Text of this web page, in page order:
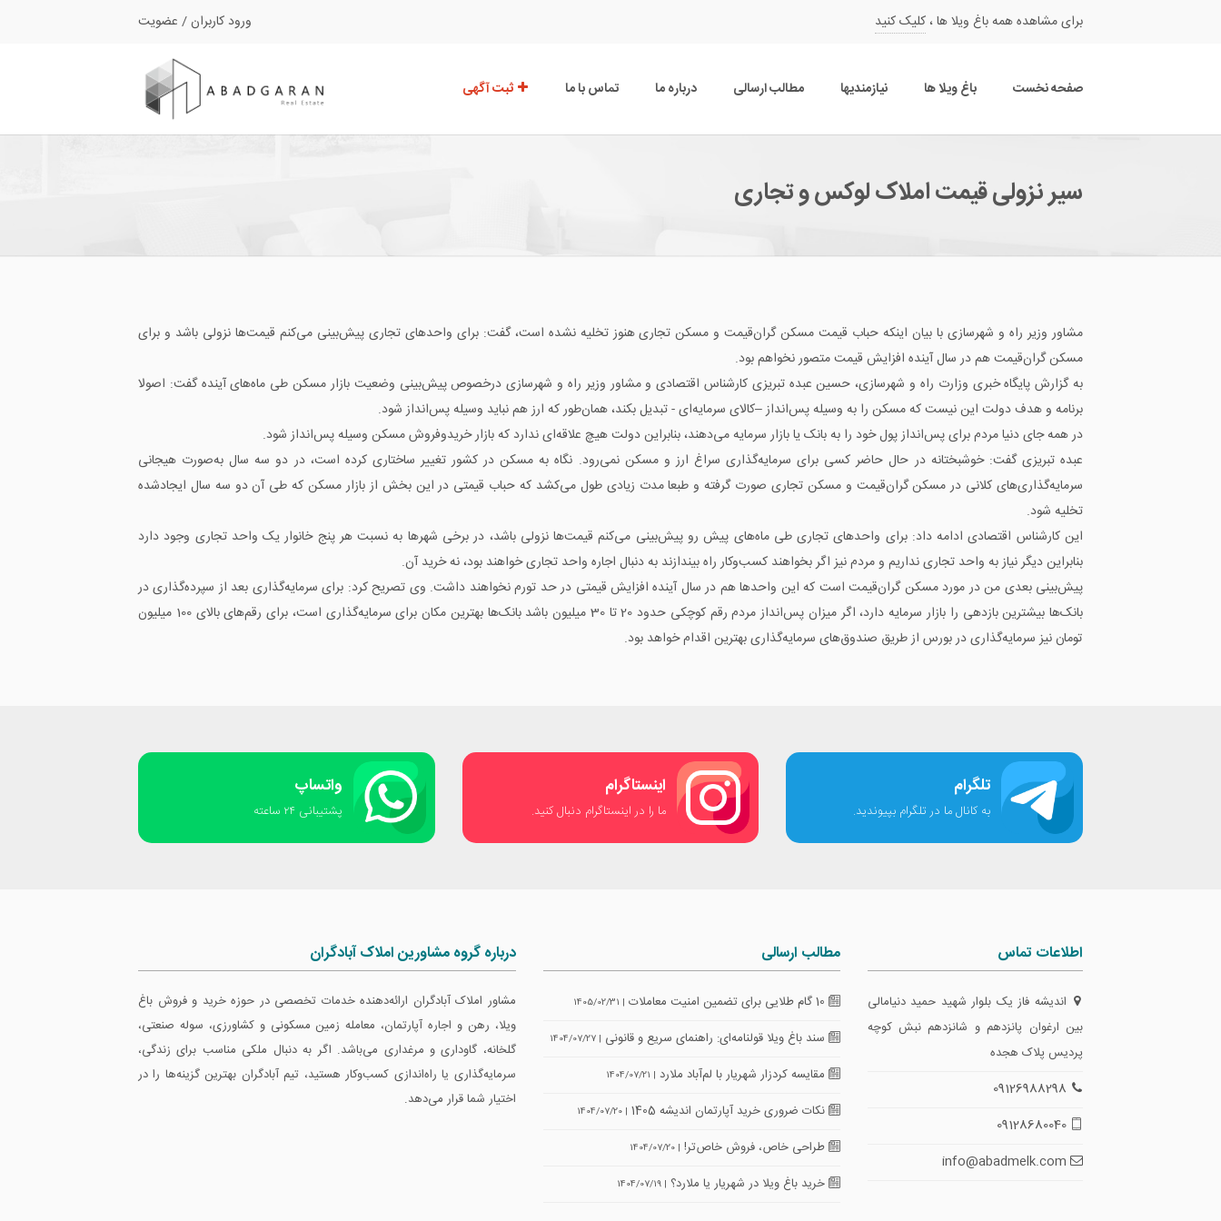
برای مشاهده همه باغ ویلا ها ،کلیک کنید ورود کاربران/ عضویت
صفحه نخست باغ ویلا ها نیازمندیها مطالب ارسالی درباره ما تماس با ما ثبت آگهی
سیر نزولی قیمت املاک لوکس و تجاری
مشاور وزیر راه و شهرسازی با بیان اینکه حباب قیمت مسکن گران‌قیمت و مسکن تجاری هنوز تخلیه نشده است، گفت: برای واحدهای تجاری پیش‌بینی می‌کنم قیمت‌ها نزولی باشد و برای
مسکن گران‌قیمت هم در سال آینده افزایش قیمت متصور نخواهم بود.
به گزارش پایگاه خبری وزارت راه و شهرسازی، حسین عبده تبریزی کارشناس اقتصادی و مشاور وزیر راه و شهرسازی درخصوص پیش‌بینی وضعیت بازار مسکن طی ماه‌های آینده گفت: اصولا
برنامه و هدف دولت این نیست که مسکن را به وسیله پس‌انداز –کالای سرمایه‌ای - تبدیل بکند، همان‌طور که ارز هم نباید وسیله پس‌انداز شود.
در همه جای دنیا مردم برای پس‌انداز پول خود را به بانک یا بازار سرمایه می‌دهند، بنابراین دولت هیچ علاقه‌ای ندارد که بازار خریدوفروش مسکن وسیله پس‌انداز شود.
عبده تبریزی گفت: خوشبختانه در حال حاضر کسی برای سرمایه‌گذاری سراغ ارز و مسکن نمی‌رود. نگاه به مسکن در کشور تغییر ساختاری کرده است، در دو سه سال به‌صورت هیجانی
سرمایه‌گذاری‌های کلانی در مسکن گران‌قیمت و مسکن تجاری صورت گرفته و طبعا مدت زیادی طول می‌کشد که حباب قیمتی در این بخش از بازار مسکن که طی آن دو سه سال ایجادشده
تخلیه شود.
این کارشناس اقتصادی ادامه داد: برای واحدهای تجاری طی ماه‌های پیش رو پیش‌بینی می‌کنم قیمت‌ها نزولی باشد، در برخی شهرها به نسبت هر پنج خانوار یک واحد تجاری وجود دارد
بنابراین دیگر نیاز به واحد تجاری نداریم و مردم نیز اگر بخواهند کسب‌وکار راه بیندازند به دنبال اجاره واحد تجاری خواهند بود، نه خرید آن.
پیش‌بینی بعدی من در مورد مسکن گران‌قیمت است که این واحدها هم در سال آینده افزایش قیمتی در حد تورم نخواهند داشت. وی تصریح کرد: برای سرمایه‌گذاری بعد از سپرده‌گذاری در
بانک‌ها بیشترین بازدهی را بازار سرمایه دارد، اگر میزان پس‌انداز مردم رقم کوچکی حدود 20 تا 30 میلیون باشد بانک‌ها بهترین مکان برای سرمایه‌گذاری است، برای رقم‌های بالای 100 میلیون
تومان نیز سرمایه‌گذاری در بورس از طریق صندوق‌های سرمایه‌گذاری بهترین اقدام خواهد بود.
تلگرام
به کانال ما در تلگرام بپیوندید.
اینستاگرام
ما را در اینستاگرام دنبال کنید.
واتساپ
پشتیبانی ٢۴ ساعته
اطلاعات تماس
اندیشه فاز یک بلوار شهید حمید دنیامالی
بین ارغوان پانزدهم و شانزدهم نبش کوچه
پردیس پلاک هجده
مطالب ارسالی
| 1405/02/31
سند باغ ویلا قولنامه‌ای: راهنمای سریع و قانونی | 1404/07/27
مقایسه کردزار شهریار با لم‌آباد ملارد | 1404/07/21
نکات ضروری خرید آپارتمان اندیشه 1405 | 1404/07/20
طراحی خاص، فروش خاص‌تر! | 1404/07/20
خرید باغ ویلا در شهریار یا ملارد؟ | 1404/07/19
درباره گروه مشاورین املاک آبادگران
مشاور املاک آبادگران ارائه‌دهنده خدمات تخصصی در حوزه خرید و فروش باغ
ویلا، رهن و اجاره آپارتمان، معامله زمین مسکونی و کشاورزی، سوله صنعتی،
گلخانه، گاوداری و مرغداری می‌باشد. اگر به دنبال ملکی مناسب برای زندگی،
سرمایه‌گذاری یا راه‌اندازی کسب‌وکار هستید، تیم آبادگران بهترین گزینه‌ها را در
اختیار شما قرار می‌دهد.